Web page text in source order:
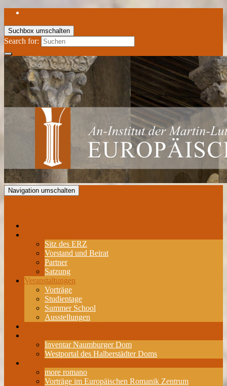
Suchbox umschalten
Search for:
Navigation umschalten
Sitz des ERZ
Vorstand und Beirat
Partner
Satzung
Veranstaltungen
Vorträge
Studientage
Summer School
Ausstellungen
Inventar Naumburger Dom
Westportal des Halberstädter Doms
more romano
Vorträge im Europäischen Romanik Zentrum